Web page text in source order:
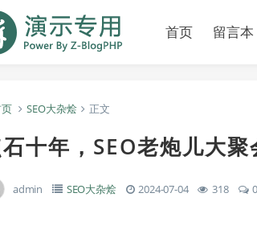
首页 留言本
SEO大杂烩 正文
十年，SEO老炮儿大聚
admin SEO大杂烩 2024-07-04 318 0